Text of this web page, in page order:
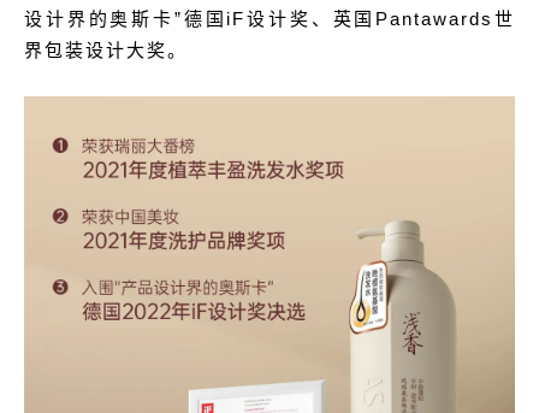
设计界的奥斯卡”德国iF设计奖、英国Pantawards世
界包装设计大奖。